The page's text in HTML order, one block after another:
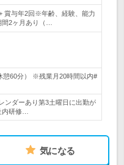
賞与年2回※年齢、経験、能力
2ヶ月あり（…
憩60分） ※残業月20時間以内#
ンダーあり第3土曜日に出勤が
研修…
気になる